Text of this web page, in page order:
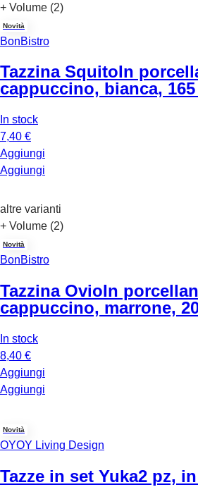
+ Volume (2)
Novità
BonBistro
Tazzina SquitoIn
cappuccino, bianca,
In stock
7,40 €
Aggiungi
Aggiungi
altre varianti
+ Volume (2)
Novità
BonBistro
Tazzina OvioIn
cappuccino, marrone,
In stock
8,40 €
Aggiungi
Aggiungi
Novità
OYOY Living Design
Tazze in set Yuka2 pz,